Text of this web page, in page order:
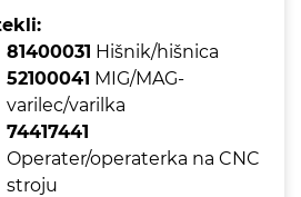
81400031 Hišnik/hišnica
52100041 MIG/MAG-
varilec/varilka
74417441
Operater/operaterka na CNC
stroju